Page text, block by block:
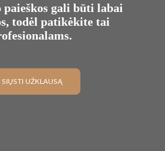
paieškos gali būti labai
todėl patikėkite tai
SIŲSTI UŽKLAUSĄ